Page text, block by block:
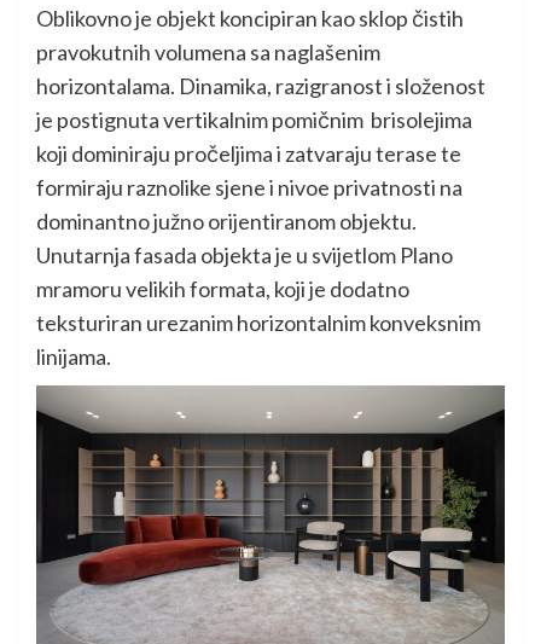
Oblikovno je objekt koncipiran kao sklop čistih
pravokutnih volumena sa naglašenim
horizontalama. Dinamika, razigranost i složenost
je postignuta vertikalnim pomičnim brisolejima
koji dominiraju pročeljima i zatvaraju terase te
formiraju raznolike sjene i nivoe privatnosti na
dominantno južno orijentiranom objektu.
Unutarnja fasada objekta je u svijetlom Plano
mramoru velikih formata, koji je dodatno
teksturiran urezanim horizontalnim konveksnim
linijama.